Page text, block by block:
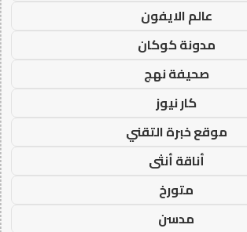
عالم الايفون
مدونة كوكان
صحيفة نهج
كار نيوز
موقع خبرة التقني
أناقة أنثى
متورخ
مدسن